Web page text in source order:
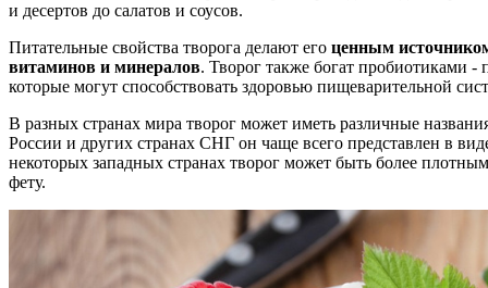
и десертов до салатов и соусов.
Питательные свойства творога делают его ценным
витаминов и минералов. Творог также богат пробиотиками
которые могут способствовать здоровью пищеварительной
В разных странах мира творог может иметь различные
России и других странах СНГ он чаще всего представлен в
некоторых западных странах творог может быть более
фету.